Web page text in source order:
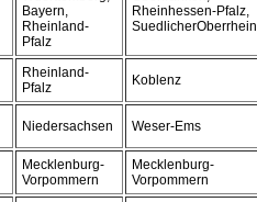
Bayern,
Rheinland-
Pfalz
Rheinhessen-Pfalz,
SuedlicherOberrhein
Rheinland-
Pfalz
Koblenz
Niedersachsen Weser-Ems
Mecklenburg-
Vorpommern
Mecklenburg-
Vorpommern